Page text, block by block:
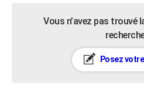
Vous n’avez pas trouvé
Posez